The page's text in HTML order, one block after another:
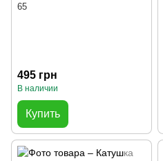
65
495 грн
В наличии
Купить